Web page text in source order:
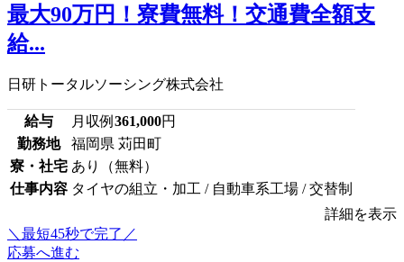
最大90万円！寮費無料！交通費全額支
給...
日研トータルソーシング株式会社
給与 月収例 361,000円
勤務地
福岡県 苅田町
寮・社宅 あり（無料）
仕事内容 タイヤの組立・加工 / 自動車系工場 / 交替制
詳細を表示
＼最短45秒で完了／
応募へ進む